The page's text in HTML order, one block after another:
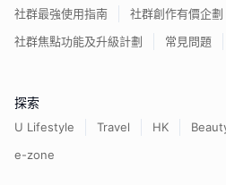
社群最強使用指南
社群創作有價企劃
社群焦點功能及升級計劃
常見問題
探索
U Lifestyle Travel HK
e-zone